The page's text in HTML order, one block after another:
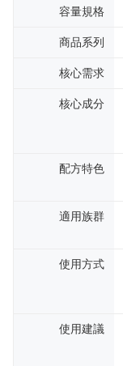
容量規格
商品系列
核心需求
核心成分
配方特色
適用族群
使用方式
使用建議